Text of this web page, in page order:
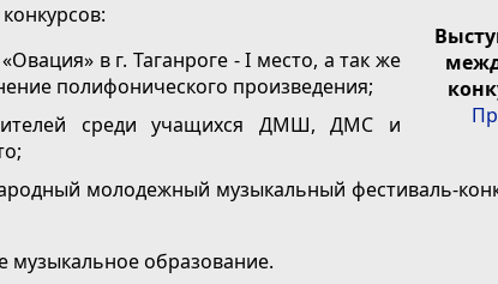
в г. Таганроге - I место, а так же
полифонического произведения;
среди учащихся ДМШ, ДМС и
молодежный музыкальный фестиваль-
музыкальное образование.